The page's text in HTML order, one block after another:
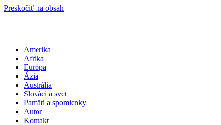
Preskočiť na obsah
Amerika
Afrika
Európa
Ázia
Austrália
Slováci a svet
Pamäti a spomienky
Autor
Kontakt